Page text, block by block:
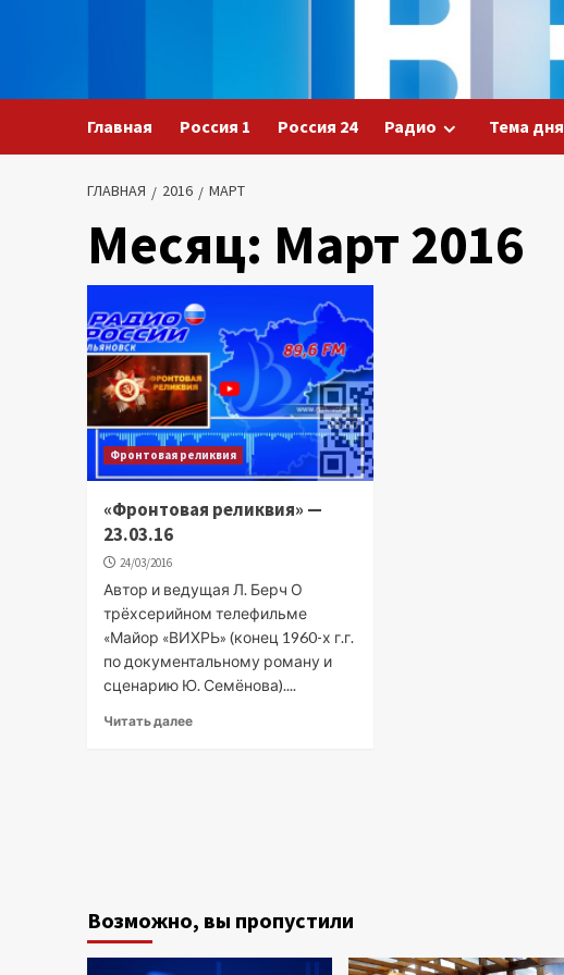
Главная Россия 1 Россия 24 Радио Тема дня
ГЛАВНАЯ 2016 МАРТ
Месяц: Март 2016
Фронтовая реликвия
«Фронтовая реликвия» —
23.03.16
24/03/2016
Автор и ведущая Л. Берч О
трёхсерийном телефильме
«Майор «ВИХРЬ» (конец 1960-х г.г.
по документальному роману и
сценарию Ю. Семёнова)....
Читать далее
Возможно, вы пропустили